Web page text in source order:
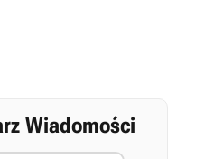
Wiadomości